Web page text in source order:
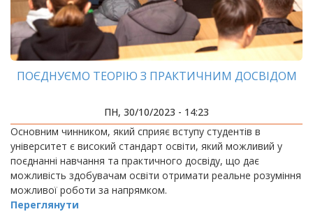
ПОЄДНУЄМО ТЕОРІЮ З ПРАКТИЧНИМ ДОСВІДОМ
ПН, 30/10/2023 - 14:23
Основним чинником, який сприяє вступу студентів в
університет є високий стандарт освіти, який можливий у
поєднанні навчання та практичного досвіду, що дає
можливість здобувачам освіти отримати реальне розуміння
можливої роботи за напрямком.
Переглянути